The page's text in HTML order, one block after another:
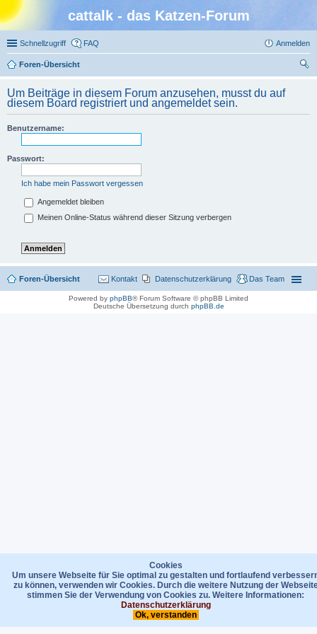
cattalk - das Katzen-Forum
Schnellzugriff FAQ Anmelden
Foren-Übersicht
Um Beiträge in diesem Forum anzusehen, musst du auf
diesem Board registriert und angemeldet sein.
Benutzername:
Passwort:
Ich habe mein Passwort vergessen
Angemeldet bleiben
Meinen Online-Status während dieser Sitzung verbergen
Cookies
Um unsere Webseite für Sie optimal zu gestalten und fortlaufend
zu können, verwenden wir Cookies. Durch die weitere Nutzung der
stimmen Sie der Verwendung von Cookies zu. Weitere Informationen:
Datenschutzerklärung
Ok, verstanden
Foren-Übersicht Das Team
Datenschutzerklärung
Kontakt
Powered by phpBB® Forum Software © phpBB Limited
Deutsche Übersetzung durch phpBB.de